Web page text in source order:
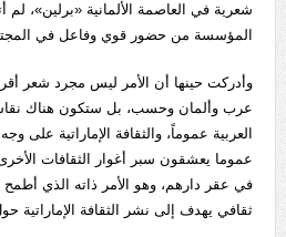
شعرية في العاصمة الألمانية «برلين»، لم
المؤسسة من حضور قوي وفاعل في
وأدركت حينها أن الأمر ليس مجرد شعر
عرب وألمان وحسب، بل ستكون هناك
العربية عموماً، والثقافة الإماراتية على
عموما يعشقون سبر أغوار الثقافات
في عقر دارهم، وهو الأمر ذاته الذي
ثقافي يهدف إلى نشر الثقافة الإماراتية